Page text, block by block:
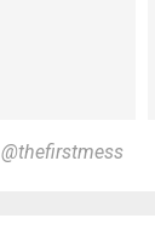
@thefirstmess